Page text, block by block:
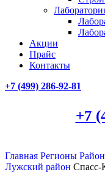
Акции
Прайс
Контакты
+7 (499) 286-92-81
+7
Главная Регионы
Лужский район Спасс-